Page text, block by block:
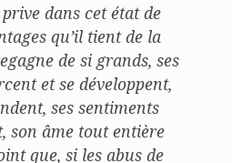
prive dans cet état de
qu’il tient de la
de si grands, ses
et se développent,
ses sentiments
son âme tout entière
que, si les abus de